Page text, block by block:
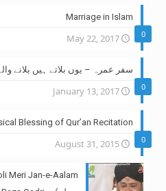
0
Marriage in Islam
May 22, 2017
0
سفر عمرہ – یوں بلاتے ہیں بلانے
January 13, 2017
0
Blessing of Qur’an Recitation
August 31, 2015